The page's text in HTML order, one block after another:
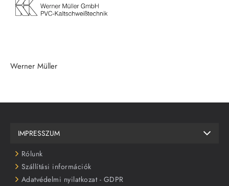
Werner Müller
IMPRESSZUM
Rólunk
Szállítási információk
Adatvédelmi nyilatkozat - GDPR